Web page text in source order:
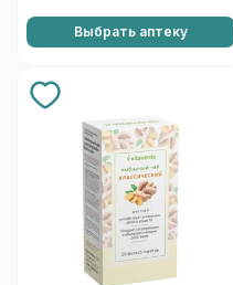
Выбрать аптеку